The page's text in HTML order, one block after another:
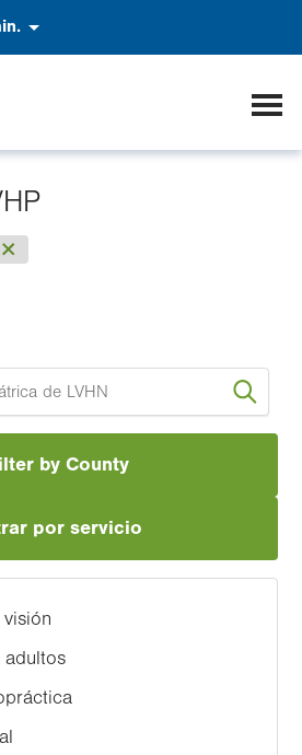
)
by County
por servicio
adultos